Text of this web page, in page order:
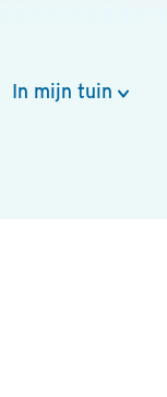
In mijn tuin